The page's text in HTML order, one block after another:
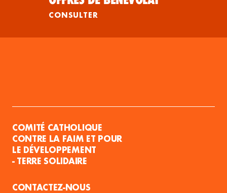
CONSULTER
COMITÉ CATHOLIQUE
CONTRE LA FAIM ET POUR
LE DÉVELOPPEMENT
- TERRE SOLIDAIRE
CONTACTEZ-NOUS